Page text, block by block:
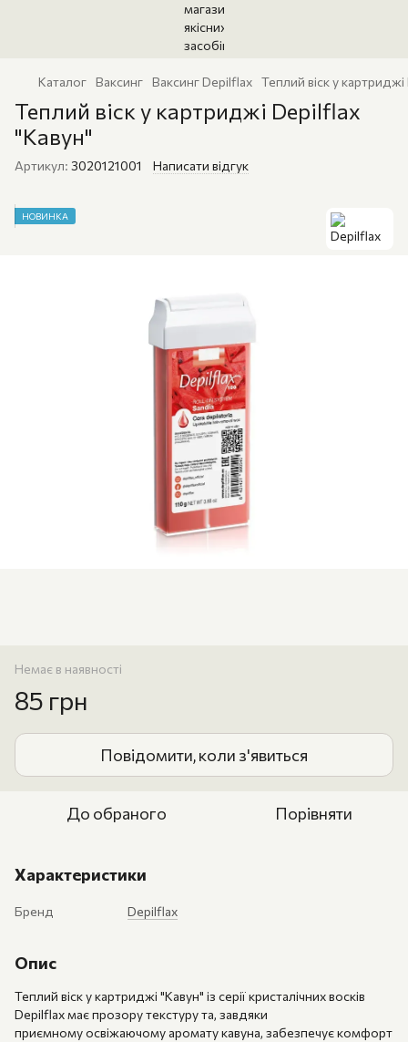
Каталог Ваксинг Ваксинг Depilflax Теплий віск у
Теплий віск у картриджі Depilflax
"Кавун"
Артикул: 3020121001 Написати відгук
НОВИНКА
Немає в наявності
85 грн
Повідомити, коли з'явиться
До обраного Порівняти
Характеристики
Бренд Depilflax
Опис
Теплий віск у картриджі "Кавун" із серії кристалічних восків
Depilflax має прозору текстуру та, завдяки
приємному освіжаючому аромату кавуна, забезпечує комфорт